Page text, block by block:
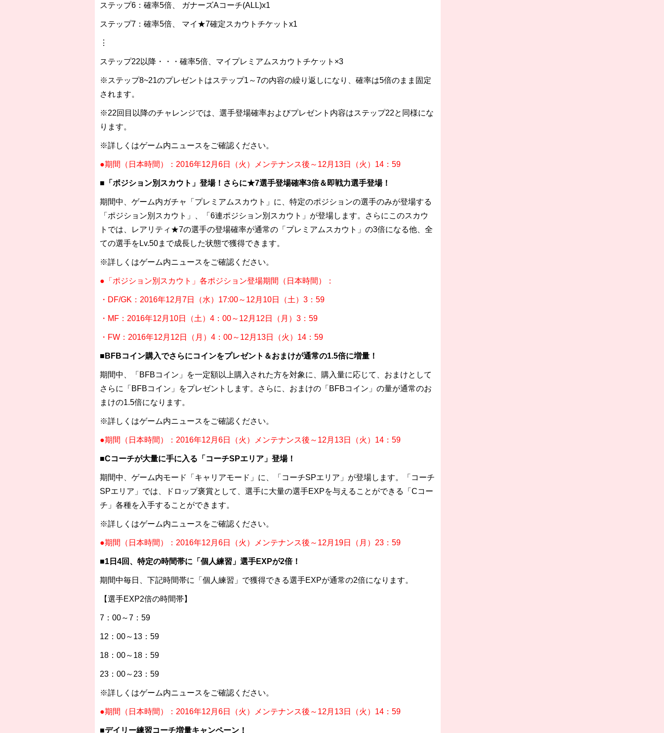
ステップ6：確率5倍、 ガナーズAコーチ(ALL)x1
ステップ7：確率5倍、 マイ★7確定スカウトチケットx1
⋮
ステップ22以降・・・確率5倍、マイプレミアムスカウトチケット×3
※ステップ8~21のプレゼントはステップ1～7の内容の繰り返しになり、確率は5倍のまま固定
されます。
※22回目以降のチャレンジでは、選手登場確率およびプレゼント内容はステップ22と同様にな
ります。
※詳しくはゲーム内ニュースをご確認ください。
●期間（日本時間）：2016年12月6日（火）メンテナンス後～12月13日（火）14：59
■「ポジション別スカウト」登場！さらに★7選手登場確率3倍＆即戦力選手登場！
期間中、ゲーム内ガチャ「プレミアムスカウト」に、特定のポジションの選手のみが登場する
「ポジション別スカウト」、「6連ポジション別スカウト」が登場します。さらにこのスカウ
トでは、レアリティ★7の選手の登場確率が通常の「プレミアムスカウト」の3倍になる他、全
ての選手をLv.50まで成長した状態で獲得できます。
※詳しくはゲーム内ニュースをご確認ください。
●「ポジション別スカウト」各ポジション登場期間（日本時間）：
・DF/GK：2016年12月7日（水）17:00～12月10日（土）3：59
・MF：2016年12月10日（土）4：00～12月12日（月）3：59
・FW：2016年12月12日（月）4：00～12月13日（火）14：59
■BFBコイン購入でさらにコインをプレゼント＆おまけが通常の1.5倍に増量！
期間中、「BFBコイン」を一定額以上購入された方を対象に、購入量に応じて、おまけとして
さらに「BFBコイン」をプレゼントします。さらに、おまけの「BFBコイン」の量が通常のお
まけの1.5倍になります。
※詳しくはゲーム内ニュースをご確認ください。
●期間（日本時間）：2016年12月6日（火）メンテナンス後～12月13日（火）14：59
■Cコーチが大量に手に入る「コーチSPエリア」登場！
期間中、ゲーム内モード「キャリアモード」に、「コーチSPエリア」が登場します。「コーチ
SPエリア」では、ドロップ褒賞として、選手に大量の選手EXPを与えることができる「Cコー
チ」各種を入手することができます。
※詳しくはゲーム内ニュースをご確認ください。
●期間（日本時間）：2016年12月6日（火）メンテナンス後～12月19日（月）23：59
■1日4回、特定の時間帯に「個人練習」選手EXPが2倍！
期間中毎日、下記時間帯に「個人練習」で獲得できる選手EXPが通常の2倍になります。
【選手EXP2倍の時間帯】
7：00～7：59
12：00～13：59
18：00～18：59
23：00～23：59
※詳しくはゲーム内ニュースをご確認ください。
●期間（日本時間）：2016年12月6日（火）メンテナンス後～12月13日（火）14：59
■デイリー練習コーチ増量キャンペーン！